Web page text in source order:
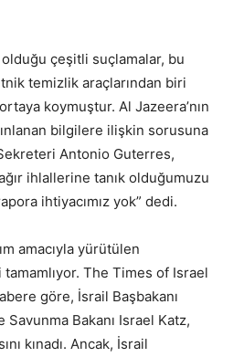
çeşitli suçlamalar, bu
temizlik araçlarından biri
koymuştur. Al Jazeera’nın
bilgilere ilişkin sorusuna
Antonio Guterres,
ihlallerine tanık olduğumuzu
ihtiyacımız yok” dedi.
amacıyla yürütülen
The Times of Israel
göre, İsrail Başbakanı
Bakanı Israel Katz,
kınadı. Ancak, İsrail